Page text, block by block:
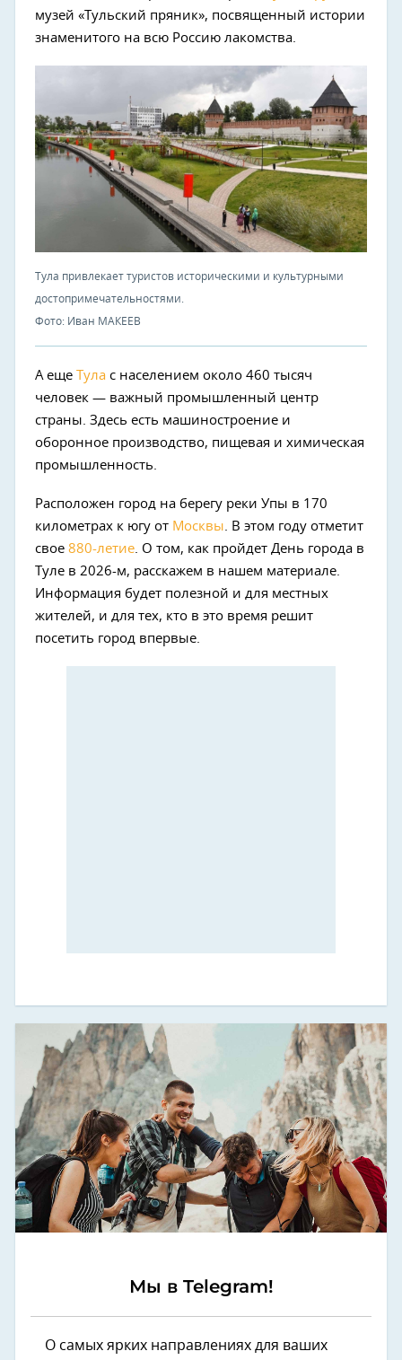
музей «Тульский пряник», посвященный истории
знаменитого на всю Россию лакомства.
Тула привлекает туристов историческими и культурными
достопримечательностями.
Фото: Иван МАКЕЕВ
А еще Тула с населением около 460 тысяч
человек — важный промышленный центр
страны. Здесь есть машиностроение и
оборонное производство, пищевая и химическая
промышленность.
Расположен город на берегу реки Упы в 170
километрах к югу от Москвы. В этом году отметит
свое 880-летие. О том, как пройдет День города в
Туле в 2026-м, расскажем в нашем материале.
Информация будет полезной и для местных
жителей, и для тех, кто в это время решит
посетить город впервые.
Мы в Telegram!
О самых ярких направлениях для ваших